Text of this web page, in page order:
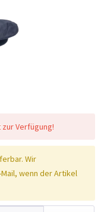
Verfügung!
Wir
wenn der Artikel